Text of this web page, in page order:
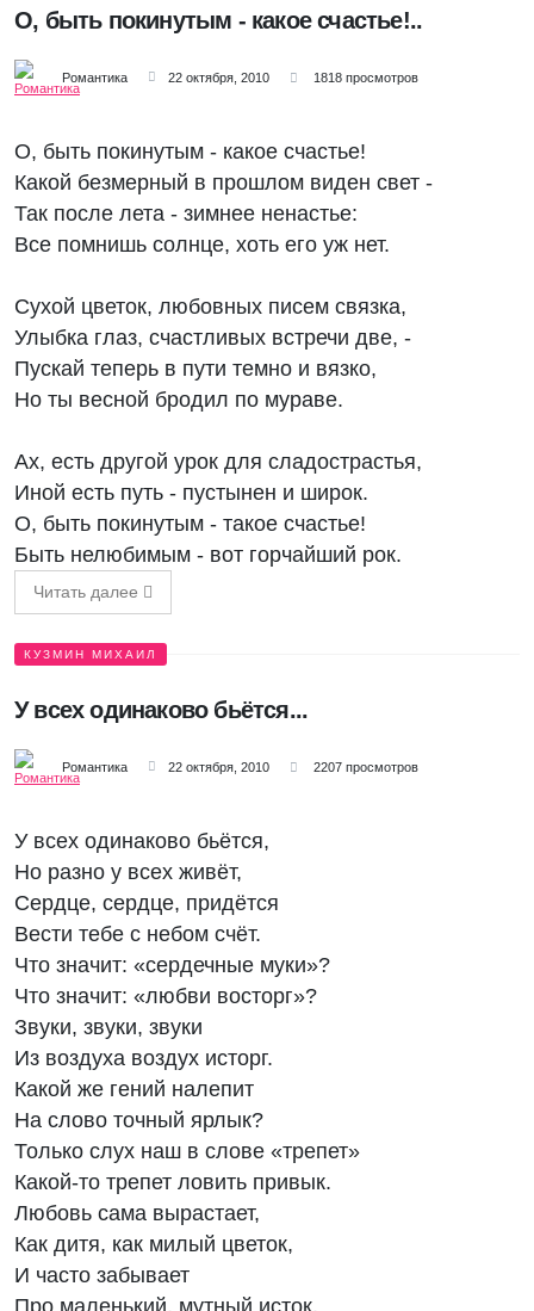
О, быть покинутым - какое счастье!..
Романтика 22 октября, 2010 1818 просмотров
О, быть покинутым - какое счастье!
Какой безмерный в прошлом виден свет -
Так после лета - зимнее ненастье:
Все помнишь солнце, хоть его уж нет.
Сухой цветок, любовных писем связка,
Улыбка глаз, счастливых встречи две, -
Пускай теперь в пути темно и вязко,
Но ты весной бродил по мураве.
Ах, есть другой урок для сладострастья,
Иной есть путь - пустынен и широк.
О, быть покинутым - такое счастье!
Быть нелюбимым - вот горчайший рок.
Читать далее
КУЗМИН МИХАИЛ
У всех одинаково бьётся...
Романтика 22 октября, 2010 2207 просмотров
У всех одинаково бьётся,
Но разно у всех живёт,
Сердце, сердце, придётся
Вести тебе с небом счёт.
Что значит: «сердечные муки»?
Что значит: «любви восторг»?
Звуки, звуки, звуки
Из воздуха воздух исторг.
Какой же гений налепит
На слово точный ярлык?
Только слух наш в слове «трепет»
Какой-то трепет ловить привык.
Любовь сама вырастает,
Как дитя, как милый цветок,
И часто забывает
Про маленький, мутный исток.